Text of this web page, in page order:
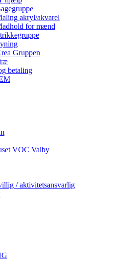
akryl/akvarel
for mænd
Gruppen
betaling
VOC Valby
/ aktivitetsansvarlig